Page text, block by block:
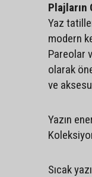
Plajların
Yaz
modern
Pareolar
olarak
ve
Yazın
Sıcak